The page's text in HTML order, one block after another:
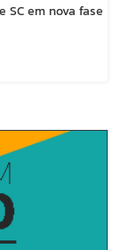
SC em nova fase